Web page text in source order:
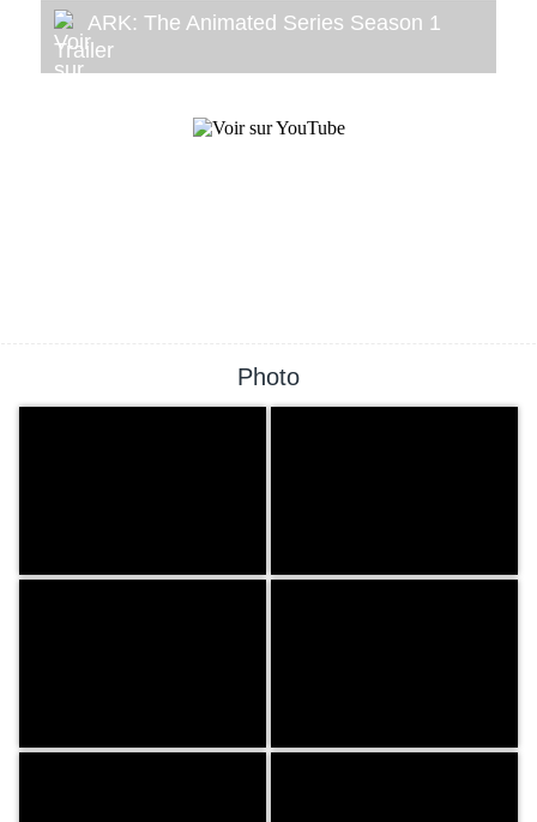
ARK: The Animated Series Season 1
Trailer
Photo